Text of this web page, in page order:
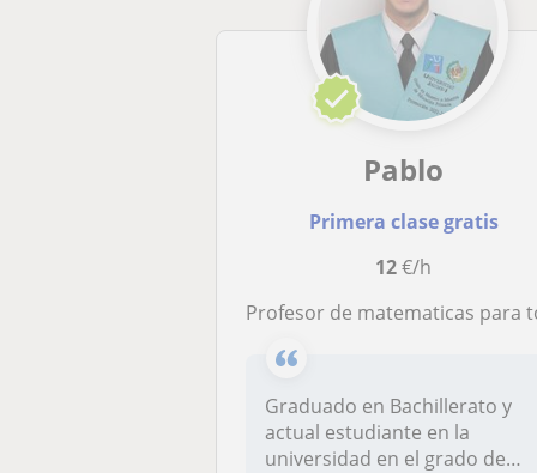
Pablo
Primera clase gratis
12€/h
Profesor de matematicas para toda la PRIMARIA Y
Graduado en Bachillerato y
actual estudiante en la
universidad en el grado de